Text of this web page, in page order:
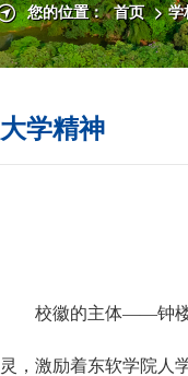
您的位置： 首页 > 学
大学精神
校徽的主体——钟楼
灵，激励着东软学院人